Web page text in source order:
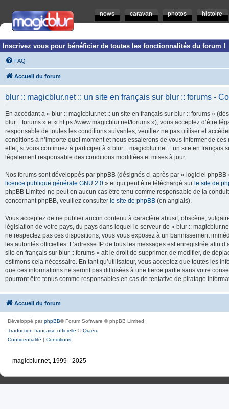
news caravan photos histoire
Inscrivez vous pour bénéficier de toutes les fonctionnalités du forum !
FAQ
Accueil du forum
blur :: magicblur.net :: un site en français sur blur :: forums -
En accédant à « blur :: magicblur.net :: un site en français sur blur :: forums »
blur :: forums » et « https://www.magicblur.net/forums »), vous acceptez d’être
responsable de toutes les conditions suivantes, veuillez ne pas utiliser et
conditions à n’importe quel moment et nous essaierons de vous informer de
effet, si vous continuez à participer à « blur :: magicblur.net :: un site en
légalement responsable des conditions modifiées et mises à jour.
Nos forums sont développés par phpBB (désignés ci-après par « logiciel
licence publique générale GNU 2.0 » et qui peut être téléchargé sur le site de
phpBB Limited ne peut en aucun cas être tenu comme responsable de la
concernant phpBB, veuillez consulter le site de phpBB (en anglais).
Vous acceptez de ne publier aucun contenu à caractère abusif, obscène,
législation de votre pays, du pays dans lequel le serveur de « blur ::
ne respectez pas ces dispositions, vous vous exposez à un bannissement
les autorités officielles. L’adresse IP de tous les messages est enregistrée afin
site en français sur blur :: forums » ait le droit de supprimer, de modifier, de
estimons cela nécessaire. En tant qu’utilisateur, vous acceptez que toutes les
que ces informations ne seront pas diffusées à une tierce partie sans votre
pourront être tenus comme responsables en cas de tentative de piratage
Accueil du forum
Développé parphpBB® Forum Software © phpBB Limited
Traduction française officielle ©Qiaeru
Confidentialité | Conditions
magicblur.net, 1999 - 2025